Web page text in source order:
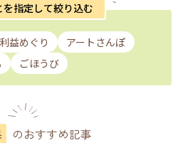
を指定して絞り込む
益めぐり
アートさんぽ
ごほうび
のおすすめ記事